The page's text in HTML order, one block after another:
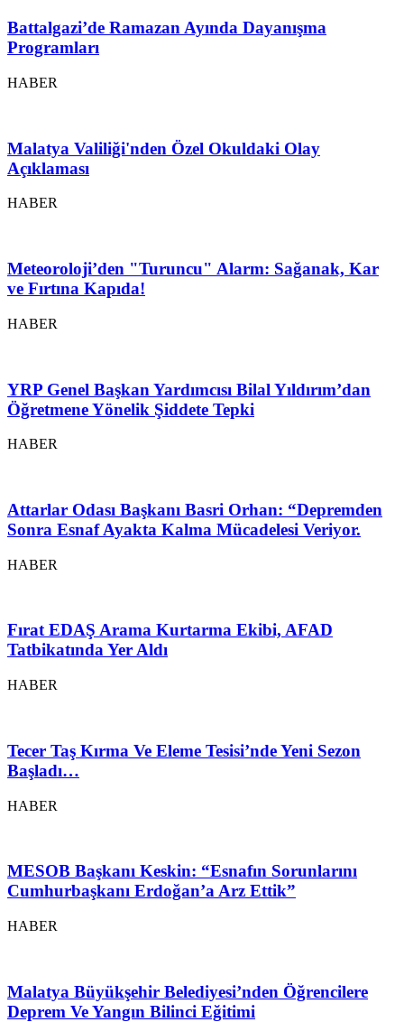
Battalgazi’de Ramazan Ayında Dayanışma
Programları
HABER
Malatya Valiliği'nden Özel Okuldaki Olay
Açıklaması
HABER
Meteoroloji’den "Turuncu" Alarm: Sağanak, Kar
ve Fırtına Kapıda!
HABER
YRP Genel Başkan Yardımcısı Bilal Yıldırım’dan
Öğretmene Yönelik Şiddete Tepki
HABER
Attarlar Odası Başkanı Basri Orhan: “Depremden
Sonra Esnaf Ayakta Kalma Mücadelesi Veriyor.
HABER
Fırat EDAŞ Arama Kurtarma Ekibi, AFAD
Tatbikatında Yer Aldı
HABER
Tecer Taş Kırma Ve Eleme Tesisi’nde Yeni Sezon
Başladı…
HABER
MESOB Başkanı Keskin: “Esnafın Sorunlarını
Cumhurbaşkanı Erdoğan’a Arz Ettik”
HABER
Malatya Büyükşehir Belediyesi’nden Öğrencilere
Deprem Ve Yangın Bilinci Eğitimi